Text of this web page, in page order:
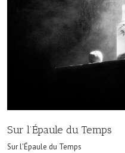
Sur l’Épaule du Temps
Sur l'Épaule du Temps